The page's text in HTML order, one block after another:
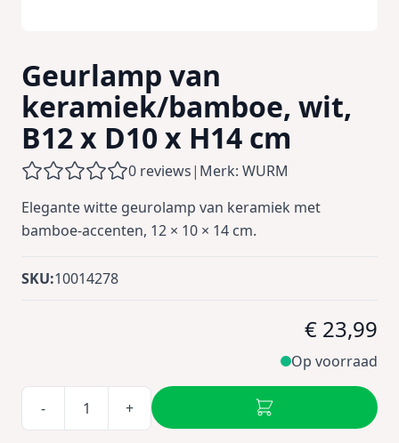
Geurlamp van
keramiek/bamboe, wit,
B12 x D10 x H14 cm
0 reviews| Merk: WURM
Elegante witte geurolamp van keramiek met
bamboe-accenten, 12 × 10 × 14 cm.
SKU:10014278
€ 23,99
Op voorraad
- +